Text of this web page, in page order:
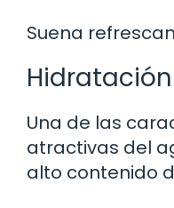
Suena
Una de las
atractivas del
alto contenido